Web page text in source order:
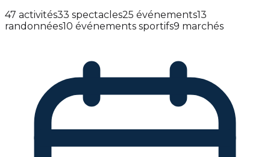
47 activités33 spectacles25 événements13
randonnées10 événements sportifs9 marchés